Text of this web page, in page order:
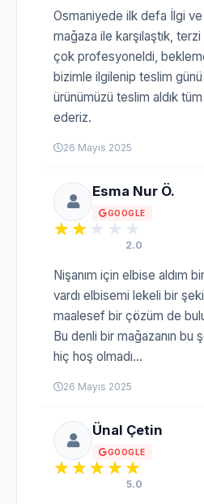
Osmaniyede ilk defa İlgi ve
mağaza ile karşılaştık,
çok profesyoneldi,
bizimle ilgilenip teslim
ürünümüzü teslim aldık
ederiz.
26 Mayıs 2025
Esma Nur Ö.
GOOGLE
2.0
Nişanım için elbise aldım
vardı elbisemi lekeli bir
maalesef bir çözüm de
Bu denli bir mağazanın bu
hiç hoş olmadı...
26 Mayıs 2025
Ünal Çetin
GOOGLE
5.0